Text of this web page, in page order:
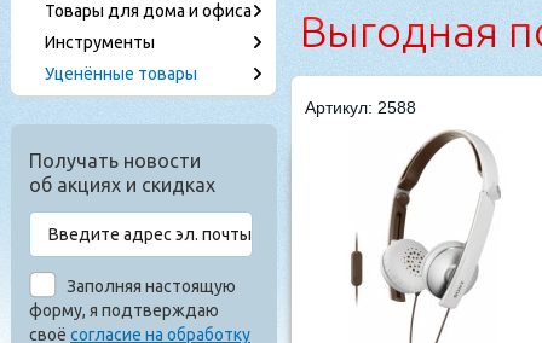
Товары для дома и офиса
Инструменты
Уценённые товары
Получать новости
об акциях и скидках
Заполняя настоящую
форму, я подтверждаю
своё согласие на обработку
Выгодная
Артикул: 2588